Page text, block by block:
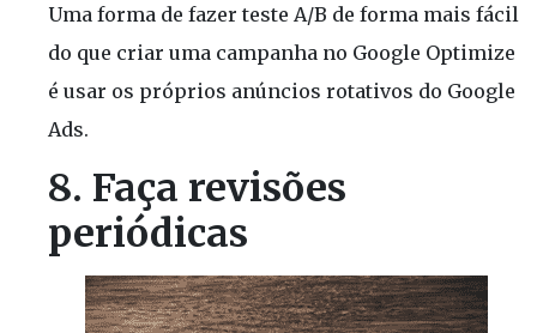
Uma forma de fazer teste A/B de forma mais fácil
do que criar uma campanha no Google Optimize
é usar os próprios anúncios rotativos do Google
Ads.
8. Faça revisões
periódicas